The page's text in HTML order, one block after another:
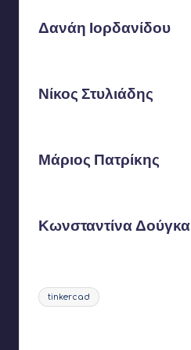
Δανάη Ιορδανίδου
Νίκος Στυλιάδης
Μάριος Πατρίκης
Κωνσταντίνα Δούγκα
Ετικέτες:
tinkercad